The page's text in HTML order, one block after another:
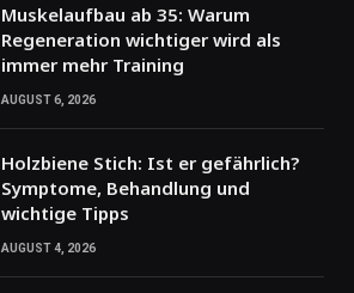
Muskelaufbau ab 35: Warum
Regeneration wichtiger wird als
immer mehr Training
AUGUST 6, 2026
Holzbiene Stich: Ist er gefährlich?
Symptome, Behandlung und
wichtige Tipps
AUGUST 4, 2026